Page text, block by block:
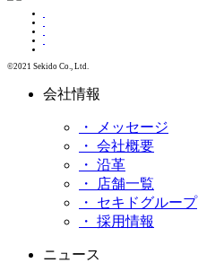
©2021 Sekido Co., Ltd.
会社情報
・ メッセージ
・ 会社概要
・ 沿革
・ 店舗一覧
・ セキドグループ
・ 採用情報
ニュース